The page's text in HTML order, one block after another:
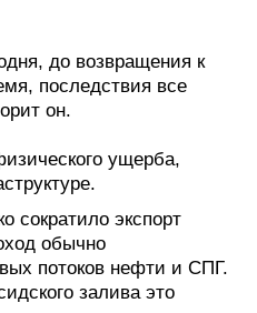
до возвращения к
последствия все
он.
ущерба,
сократило экспорт
обычно
потоков нефти и СПГ.
залива это